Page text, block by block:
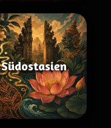
Südostasien